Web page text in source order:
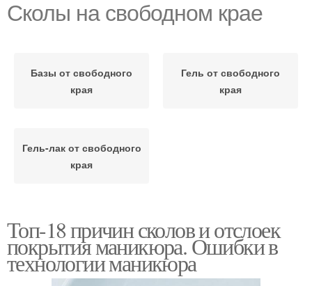
Сколы на свободном крае
Базы от свободного
края
Гель от свободного
края
Гель-лак от свободного
края
Топ-18 причин сколов и отслоек
покрытия маникюра. Ошибки в
технологии маникюра